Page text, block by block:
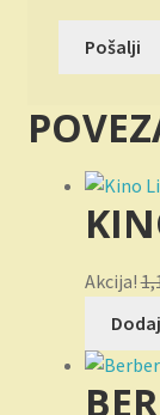
Akcija!